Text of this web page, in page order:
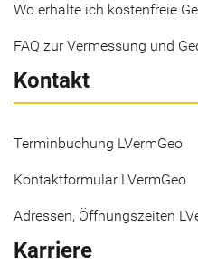
Wo erhalte ich kostenfreie
FAQ zur Vermessung und
Kontakt
Terminbuchung LVermGeo
Kontaktformular LVermGeo
Adressen, Öffnungszeiten
Karriere